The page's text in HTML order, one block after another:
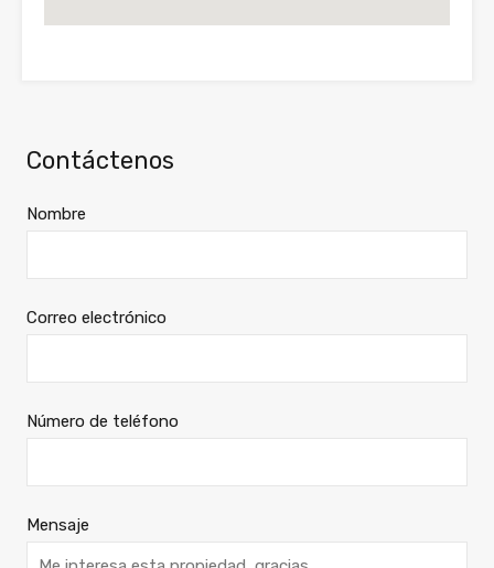
Contáctenos
Nombre
Correo electrónico
Número de teléfono
Mensaje